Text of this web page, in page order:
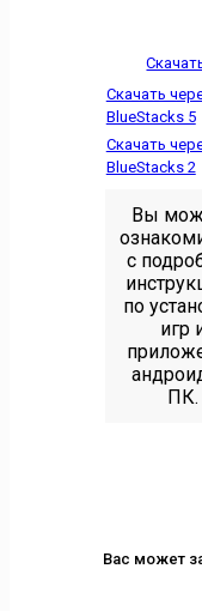
Скачать
BlueStacks 5
Скачать
BlueStacks 2
Вы
с
по
игр
ПК.
Вас может